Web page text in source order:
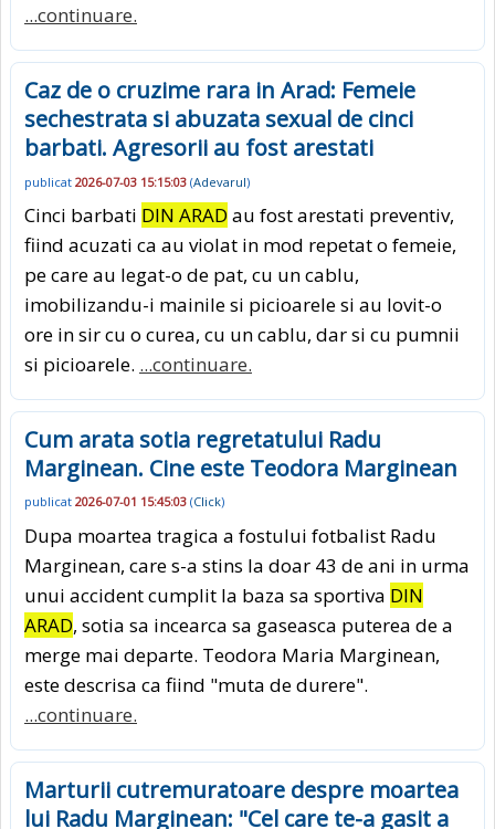
...continuare.
Caz de o cruzime rara in Arad: Femeie
sechestrata si abuzata sexual de cinci
barbati. Agresorii au fost arestati
publicat 2026-07-03 15:15:03 (Adevarul)
Cinci barbati DIN ARAD au fost arestati preventiv,
fiind acuzati ca au violat in mod repetat o femeie,
pe care au legat-o de pat, cu un cablu,
imobilizandu-i mainile si picioarele si au lovit-o
ore in sir cu o curea, cu un cablu, dar si cu pumnii
si picioarele. ...continuare.
Cum arata sotia regretatului Radu
Marginean. Cine este Teodora Marginean
publicat 2026-07-01 15:45:03 (Click)
Dupa moartea tragica a fostului fotbalist Radu
Marginean, care s-a stins la doar 43 de ani in urma
unui accident cumplit la baza sa sportiva DIN
ARAD, sotia sa incearca sa gaseasca puterea de a
merge mai departe. Teodora Maria Marginean,
este descrisa ca fiind "muta de durere".
...continuare.
Marturii cutremuratoare despre moartea
lui Radu Marginean: "Cel care te-a gasit a